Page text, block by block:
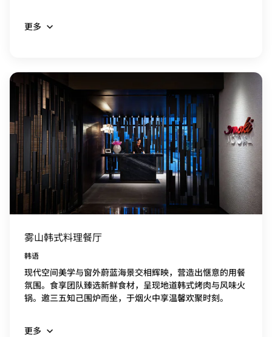
更多
雾山韩式料理餐厅
韩语
现代空间美学与窗外蔚蓝海景交相辉映，营造出惬意的用餐
氛围。食享团队臻选新鲜食材，呈现地道韩式烤肉与风味火
锅。邀三五知己围炉而坐，于烟火中享温馨欢聚时刻。
更多